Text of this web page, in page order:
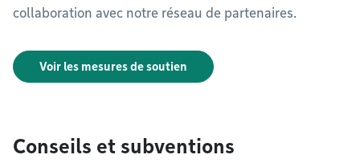
collaboration avec notre réseau de partenaires.
Voir les mesures de soutien
Conseils et subventions